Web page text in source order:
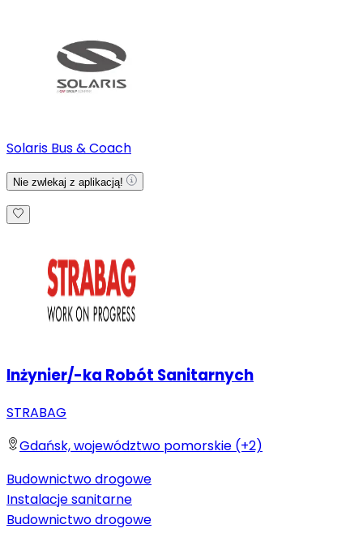
Solaris Bus & Coach
Nie zwlekaj z aplikacją!
Inżynier/-ka Robót Sanitarnych
STRABAG
Gdańsk, województwo pomorskie (+2)
Budownictwo drogowe
Instalacje sanitarne
Budownictwo drogowe